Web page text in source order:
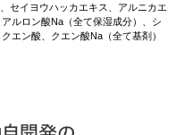
セイヨウハッカエキス、アルニカエ
ルロン酸Na（全て保湿成分）、シ
エン酸、クエン酸Na（全て基剤）